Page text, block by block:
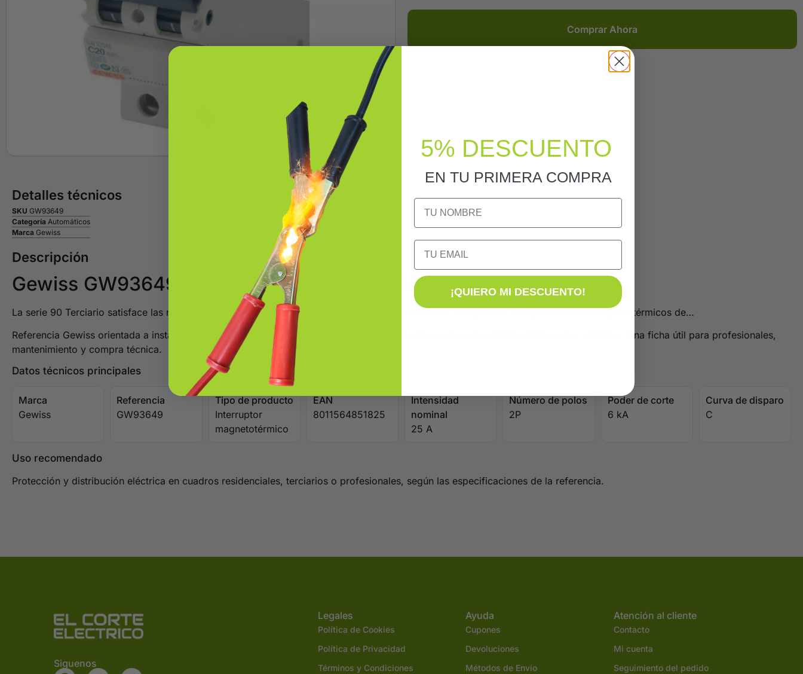
Comprar Ahora
Detalles técnicos
SKU GW93649
Categoría Automáticos
Marca Gewiss
Descripción
Gewiss GW93649 magnetotérmico 2P C 25 A 6 kA
La serie 90 Terciario satisface las necesidades de protección del sector pequeño y gran terciario. La gama se compone de MT6 magnetotérmicos de…
Referencia Gewiss orientada a instalaciones donde importa elegir bien la protección, el calibre y la compatibilidad del cuadro eléctrico. Una ficha útil para profesionales,
mantenimiento y compra técnica.
Datos técnicos principales
Marca
Gewiss
Referencia
GW93649
Tipo de producto
Interruptor
magnetotérmico
EAN
8011564851825
Intensidad
nominal
25 A
Número de polos
2P
Poder de corte
6 kA
Curva de disparo
C
Uso recomendado
Protección y distribución eléctrica en cuadros residenciales, terciarios o profesionales, según las especificaciones de la referencia.
Siguenos
Legales
Política de Cookies
Política de Privacidad
Términos y Condiciones
Ayuda
Cupones
Devoluciones
Métodos de Envío
Atención al cliente
Contacto
Mi cuenta
Seguimiento del pedido
5% DESCUENTO
EN TU PRIMERA COMPRA
NOMBRE
Email
¡QUIERO MI DESCUENTO!